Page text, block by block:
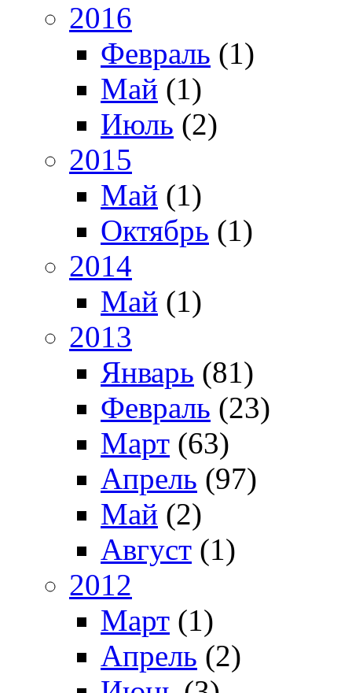
2016
Февраль (1)
Май (1)
Июль (2)
2015
Май (1)
Октябрь (1)
2014
Май (1)
2013
Январь (81)
Февраль (23)
Март (63)
Апрель (97)
Май (2)
Август (1)
2012
Март (1)
Апрель (2)